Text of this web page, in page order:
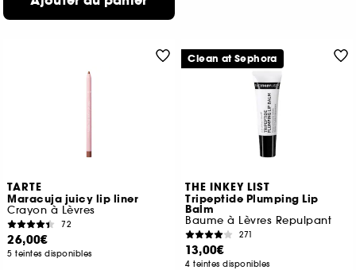
TARTE
Maracuja juicy lip liner
Crayon à Lèvres
72
26,00€
5 teintes disponibles
THE INKEY LIST
Tripeptide Plumping Lip
Balm
Baume à Lèvres Repulpant
271
13,00€
4 teintes disponibles
Clean at Sephora